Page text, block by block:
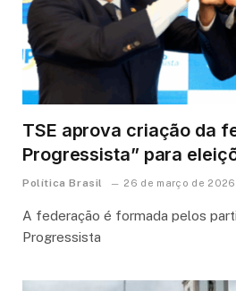
TSE aprova criação da
Progressista” para
Política Brasil 26 de março de 2026
A federação é formada pelos
Progressista